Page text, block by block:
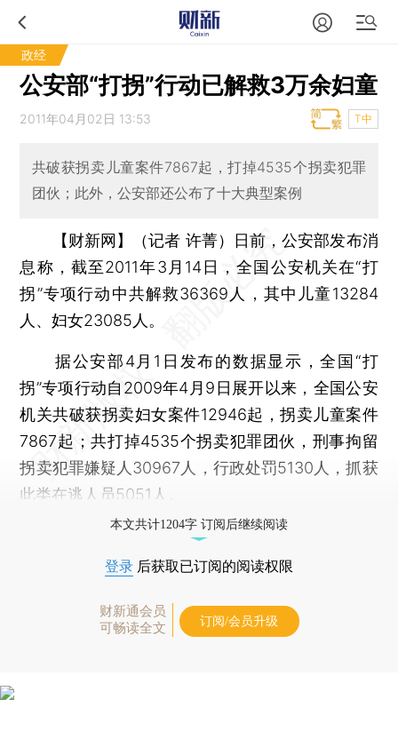
政经
公安部“打拐”行动已解救3万余妇童
2011年04月02日 13:53 T中
共破获拐卖儿童案件7867起，打掉4535个拐卖犯罪
团伙；此外，公安部还公布了十大典型案例
【财新网】（记者 许菁）
日前，公安部发布消
息称，截至2011年3月14日，全国公安机关在“打
拐”专项行动中共解救36369人，其中儿童13284
人、妇女23085人。
据公安部4月1日发布的数据显示，全国“打
拐”专项行动自2009年4月9日展开以来，全国公安
机关共破获拐卖妇女案件12946起，拐卖儿童案件
7867起；共打掉4535个拐卖犯罪团伙，刑事拘留
拐卖犯罪嫌疑人30967人，行政处罚5130人，抓获
此类在逃人员5051人。
本文共计1204字 订阅后继续阅读
登录 后获取已订阅的阅读权限
财新通会员
可畅读全文
订阅/会员升级